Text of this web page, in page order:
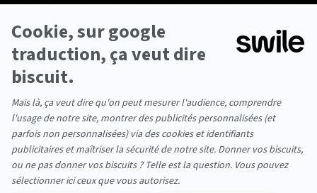
vous remplacer et de réorganiser l’équipe.
Si vous partez, c’est à lui/elle de combler ce vide
potentiel. Plus tôt, il/elle prévenu.e, le mieux se
déroulera la transition. Cela montre aussi une grande
clarté dans votre choix.
2 -Être honnête
Évitez les cachotteries. Ne jouez pas une partie de
poker menteur avec votre boss. Sauf si une clause
vous l’interdit, dites-lui ce que vous allez faire.
Dans tous les cas, il finira par l’apprendre tôt ou tard. Et